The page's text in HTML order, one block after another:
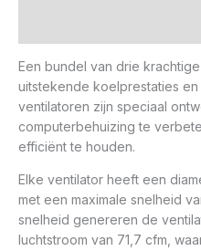
Een bundel van drie
uitstekende koelprestaties
ventilatoren zijn speciaal
computerbehuizing te
efficiënt te houden.
Elke ventilator heeft een
met een maximale snelheid
snelheid genereren de
luchtstroom van 71,7 cfm,